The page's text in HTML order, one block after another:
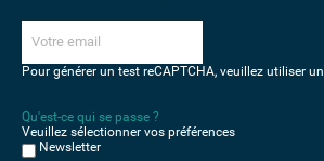
Pour générer un test reCAPTCHA, veuillez utiliser un
Qu'est-ce qui se passe ?
Veuillez sélectionner vos préférences
Newsletter